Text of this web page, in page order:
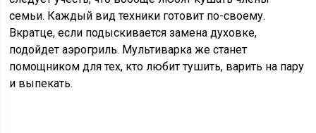
семьи. Каждый вид техники готовит по-своему.
Вкратце, если подыскивается замена духовке,
подойдет аэрогриль. Мультиварка же станет
помощником для тех, кто любит тушить, варить на пару
и выпекать.